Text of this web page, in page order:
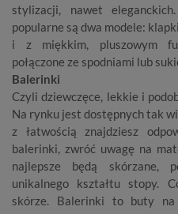
stylizacji, nawet
popularne są dwa modele:
i z miękkim, pluszowym
połączone ze spodniami lub
Balerinki
Czyli dziewczęce, lekkie i
Na rynku jest dostępnych tak
z łatwością znajdziesz
balerinki, zwróć uwagę na
najlepsze będą skórzane,
unikalnego kształtu stopy.
skórze. Balerinki to buty na